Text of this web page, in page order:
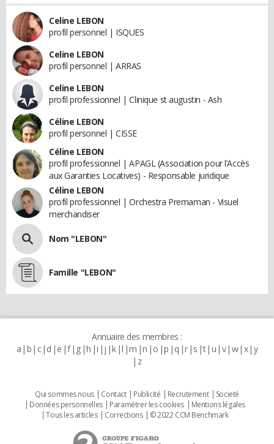
Celine LEBON
profil personnel | ISQUES
Celine LEBON
profil personnel | ARRAS
Celine LEBON
profil professionnel | Clinique st augustin - Ash
Céline LEBON
profil personnel | CISSE
Céline LEBON
profil professionnel | APAGL (Association pour l’Accès
aux Garanties Locatives) - Responsable juridique
Céline LEBON
profil professionnel | Orchestra Premaman - Visuel
merchandiser
Nom "LEBON"
Famille "LEBON"
Annuaire des membres :
a b c d e f g h i j k l m n o p q r s t u v w x y
z
Qui sommes nous Contact Publicité Recrutement
Societé
Données personnelles
Paramétrer les cookies
Mentions légales
Tous les articles
Corrections © 2022 CCM Benchmark